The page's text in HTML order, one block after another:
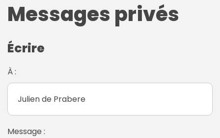
Messages privés
Écrire
À :
Message :